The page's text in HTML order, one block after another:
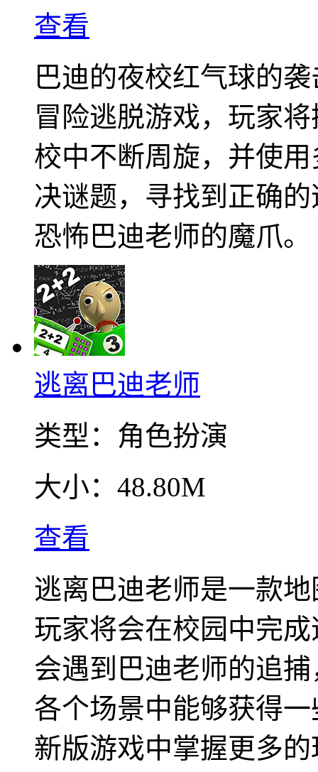
查看
巴迪的夜校红气球的
冒险逃脱游戏，玩家
校中不断周旋，并使
决谜题，寻找到正确
恐怖巴迪老师的魔爪。
逃离巴迪老师
类型： 角色扮演
大小： 48.80M
查看
逃离巴迪老师是一款
玩家将会在校园中完
会遇到巴迪老师的追
各个场景中能够获得
新版游戏中掌握更多